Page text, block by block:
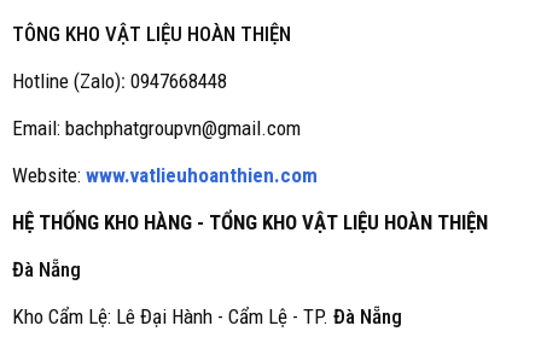
TÔNG KHO VẬT LIỆU HOÀN THIỆN
Hotline (Zalo): 0947668448
Email: bachphatgroupvn@gmail.com
Website: www.vatlieuhoanthien.com
HỆ THỐNG KHO HÀNG - TỔNG KHO VẬT LIỆU HOÀN THIỆN
Đà Nẵng
Kho Cẩm Lệ: Lê Đại Hành - Cẩm Lệ - TP. Đà Nẵng